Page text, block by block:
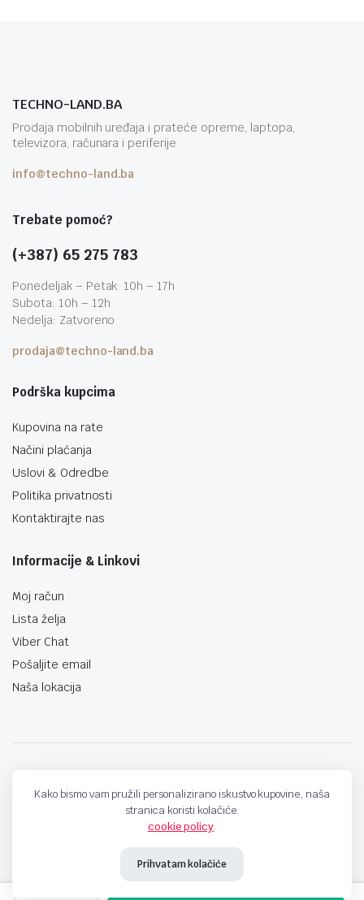
TECHNO-LAND.BA
Prodaja mobilnih uređaja i prateće opreme, laptopa,
televizora, računara i periferije.
info@techno-land.ba
Trebate pomoć?
(+387) 65 275 783
Ponedeljak – Petak: 10h – 17h
Subota: 10h – 12h
Nedelja: Zatvoreno
prodaja@techno-land.ba
Podrška kupcima
Kupovina na rate
Načini plaćanja
Uslovi & Odredbe
Politika privatnosti
Kontaktirajte nas
Informacije & Linkovi
Moj račun
Lista želja
Viber Chat
Pošaljite email
Naša lokacija
Kako bismo vam pružili personalizirano iskustvo kupovine, naša
stranica koristi kolačiće.
cookie policy.
Prihvatam kolačiće